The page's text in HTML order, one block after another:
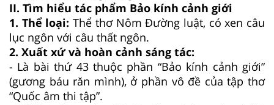
II. Tìm hiểu tác phẩm Bảo kính cảnh giới
1. Thể loại:Thể thơ Nôm Đường luật, có xen câu
lục ngôn với câu thất ngôn.
2. Xuất xứ và hoàn cảnh sáng tác:
- Là bài thứ 43 thuộc phần “Bảo kính cảnh giới”
(gương báu răn mình), ở phần vô đề của tập thơ
“Quốc âm thi tập”.